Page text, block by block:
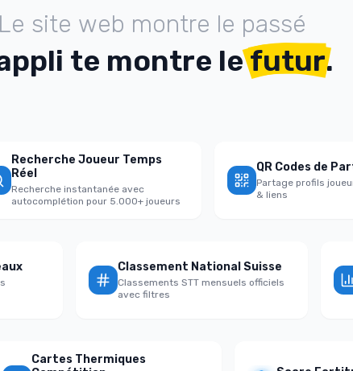
Le site web montre le passé
ppli te montre le futur.
Recherche Joueur Temps
Recherche instantanée avec
autocomplétion pour 5.000+ joueurs
QR Codes de
Partage profils joueurs
& liens
Classement National Suisse
Classements STT mensuels officiels
avec filtres
Cartes Thermiques